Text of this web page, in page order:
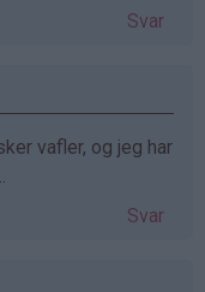
Svar
vafler, og jeg har
Svar